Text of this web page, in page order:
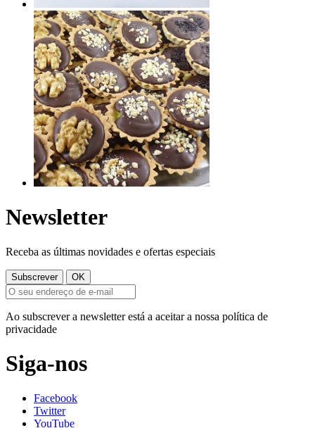
Newsletter
Receba as últimas novidades e ofertas especiais
Ao subscrever a newsletter está a aceitar a nossa política de
privacidade
Siga-nos
Facebook
Twitter
YouTube